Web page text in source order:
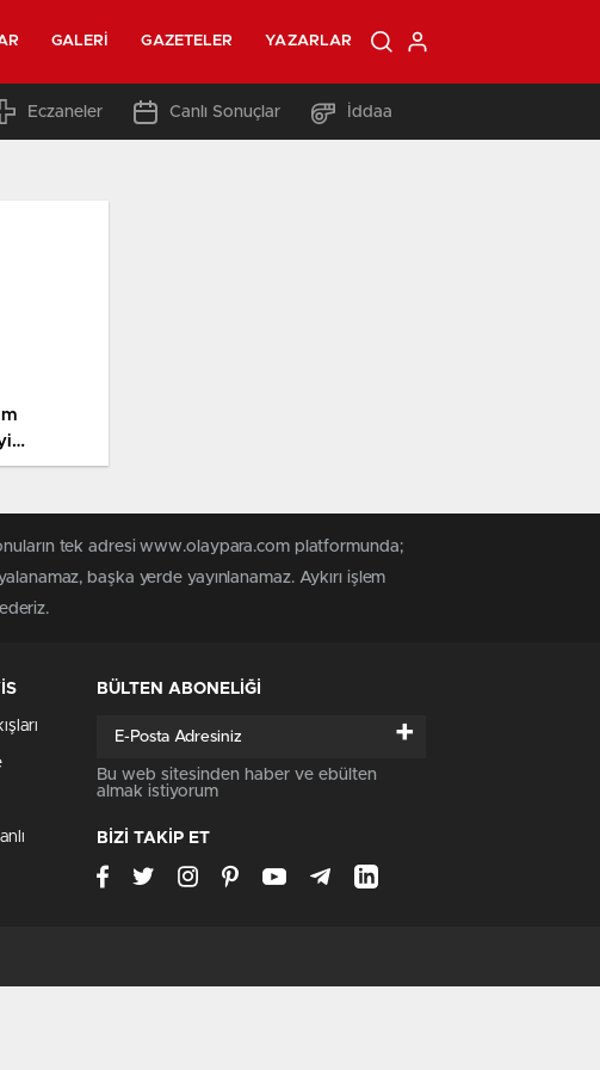
GALERI GAZETELER YAZARLAR
Eczaneler Canlı Sonuçlar İddaa
tek adresi www.olaypara.com platformunda;
başka yerde yayınlanamaz. Aykırı işlem
BÜLTEN ABONELİĞİ
+
Bu web sitesinden haber ve ebülten
almak istiyorum
BİZİ TAKİP ET